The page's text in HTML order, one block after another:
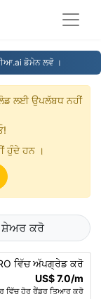
ਡੋਮੇਨ ਲਵੋ ।
ਲਈ ਉਪਲੱਬਧ ਨਹੀਂ
ਹੁੰਦੇ ਹਨ ।
ਸ਼ੇਅਰ ਕਰੋ
ਵਿੱਚ ਅੱਪਗ੍ਰੇਡ ਕਰੋ
US$ 7.0/m
ਵਿੱਚ ਹੋਰ ਰੈਂਡਰ ਤਿਆਰ ਕਰੋ